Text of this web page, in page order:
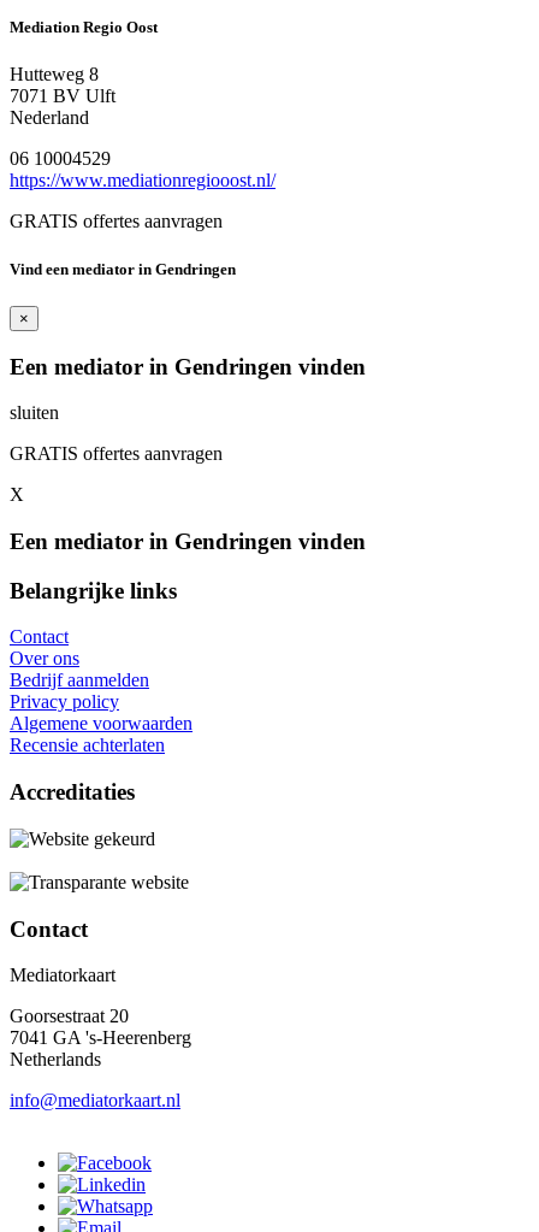
Mediation Regio Oost
Hutteweg 8
7071 BV Ulft
Nederland
06 10004529
https://www.mediationregiooost.nl/
GRATIS offertes aanvragen
Vind een mediator in Gendringen
×
Een mediator in Gendringen vinden
sluiten
GRATIS offertes aanvragen
X
Een mediator in Gendringen vinden
Belangrijke links
Contact
Over ons
Bedrijf aanmelden
Privacy policy
Algemene voorwaarden
Recensie achterlaten
Accreditaties
Contact
Mediatorkaart
Goorsestraat 20
7041 GA 's-Heerenberg
Netherlands
info@mediatorkaart.nl